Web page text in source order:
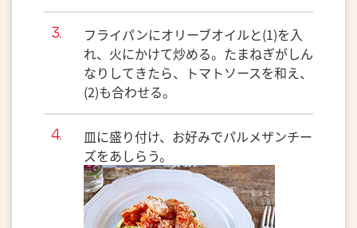
フライパンにオリーブオイルと(1)を入
れ、火にかけて炒める。たまねぎがしん
なりしてきたら、トマトソースを和え、
(2)も合わせる。
皿に盛り付け、お好みでパルメザンチー
ズをあしらう。